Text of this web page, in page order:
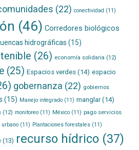
(22) conectividad (11)
(46) Corredores biológicos
hidrográficas (15)
(26) economía solidaria (12)
(25) Espacios verdes(14) espacio
gobernanza (22) gobiernos
(15) Manejo integrado(11) manglar(14)
(12) monitoreo(11) México(11) pago servicios
(11) Plantaciones forestales(11)
(13) recurso hídrico(37)